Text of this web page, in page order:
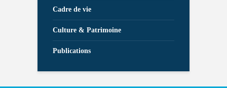
Cadre de vie
Culture & Patrimoine
Publications